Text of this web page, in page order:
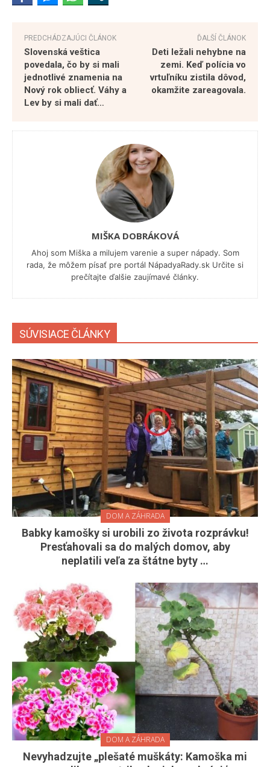
PREDCHÁDZAJÚCI ČLÁNOK
Slovenská veštica
povedala, čo by si mali
jednotlivé znamenia na
Nový rok obliecť. Váhy a
Lev by si mali dať…
ĎALŠÍ ČLÁNOK
Deti ležali nehybne na
zemi. Keď polícia vo
vrtuľníku zistila dôvod,
okamžite zareagovala.
MIŠKA DOBRÁKOVÁ
Ahoj som Miška a milujem varenie a super nápady. Som
rada, že môžem písať pre portál NápadyaRady.sk Určite si
prečítajte ďalšie zaujímavé články.
SÚVISIACE ČLÁNKY
DOM A ZÁHRADA
Babky kamošky si urobili zo života rozprávku!
Presťahovali sa do malých domov, aby
neplatili veľa za štátne byty …
DOM A ZÁHRADA
Nevyhadzujte „plešaté muškáty: Kamoška mi